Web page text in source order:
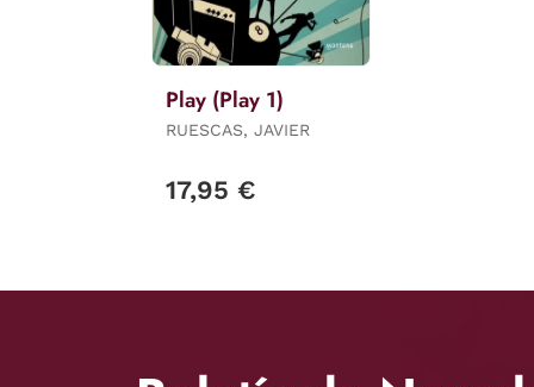
Play (Play 1)
RUESCAS, JAVIER
17,95 €